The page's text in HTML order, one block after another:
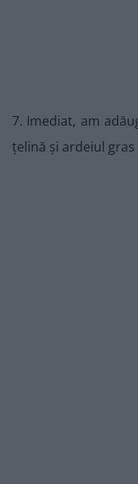
7. Imediat, am
țelină și ardeiul gras